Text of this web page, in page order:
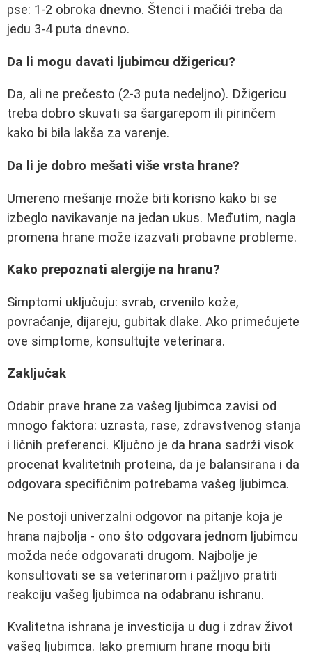
pse: 1-2 obroka dnevno. Štenci i mačići treba da
jedu 3-4 puta dnevno.
Da li mogu davati ljubimcu džigericu?
Da, ali ne prečesto (2-3 puta nedeljno). Džigericu
treba dobro skuvati sa šargarepom ili pirinčem
kako bi bila lakša za varenje.
Da li je dobro mešati više vrsta hrane?
Umereno mešanje može biti korisno kako bi se
izbeglo navikavanje na jedan ukus. Međutim, nagla
promena hrane može izazvati probavne probleme.
Kako prepoznati alergije na hranu?
Simptomi uključuju: svrab, crvenilo kože,
povraćanje, dijareju, gubitak dlake. Ako primećujete
ove simptome, konsultujte veterinara.
Zaključak
Odabir prave hrane za vašeg ljubimca zavisi od
mnogo faktora: uzrasta, rase, zdravstvenog stanja
i ličnih preferenci. Ključno je da hrana sadrži visok
procenat kvalitetnih proteina, da je balansirana i da
odgovara specifičnim potrebama vašeg ljubimca.
Ne postoji univerzalni odgovor na pitanje koja je
hrana najbolja - ono što odgovara jednom ljubimcu
možda neće odgovarati drugom. Najbolje je
konsultovati se sa veterinarom i pažljivo pratiti
reakciju vašeg ljubimca na odabranu ishranu.
Kvalitetna ishrana je investicija u dug i zdrav život
vašeg ljubimca. Iako premium hrane mogu biti